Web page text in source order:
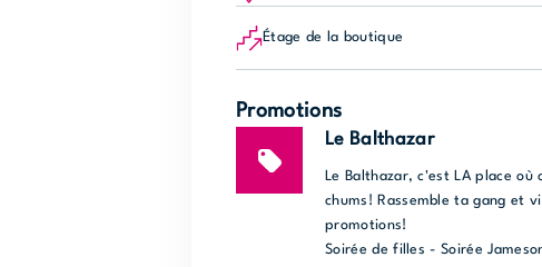
Étage de la boutique
Promotions
Le Balthazar
Le Balthazar, c'est LA place où
chums! Rassemble ta gang et
promotions!
Soirée de filles - Soirée